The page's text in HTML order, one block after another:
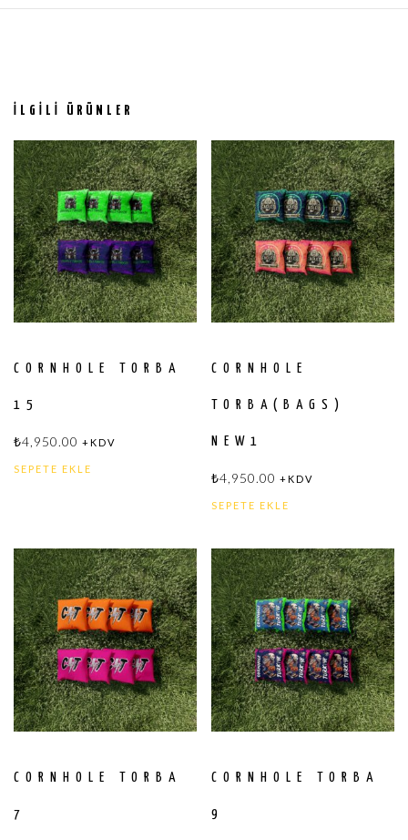
İLGILI ÜRÜNLER
CORNHOLE TORBA
15
₺4,950.00 +KDV
SEPETE EKLE
CORNHOLE
TORBA(BAGS)
NEW1
₺4,950.00 +KDV
SEPETE EKLE
CORNHOLE TORBA
7
CORNHOLE TORBA
9